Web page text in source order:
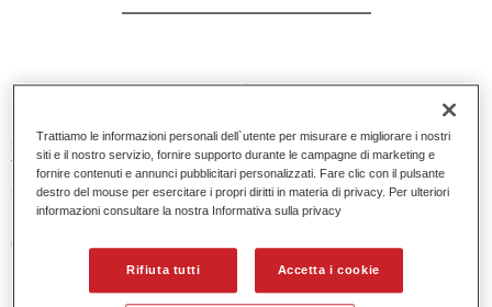
Permahyd Mixing Colour 285 è adatto per un uso con
Permahyd Pearl Base Coat 285, un sistema di base opaca
all’acqua di alta qualità. È basata su una speciale
tecnologia di dispersione poliuretanica per vernici pastello e
ad effetto.
Caratteristiche del prodotto
Applicazione semplice e veloce in 1,5 mani.
Buona verticalità.
Trattiamo le informazioni personali dell`utente per misurare e migliorare i nostri
siti e il nostro servizio, fornire supporto durante le campagne di marketing e
fornire contenuti e annunci pubblicitari personalizzati. Fare clic con il pulsante
destro del mouse per esercitare i propri diritti in materia di privacy. Per ulteriori
informazioni consultare la nostra Informativa sulla privacy
Rifiuta tutti Accetta i cookie